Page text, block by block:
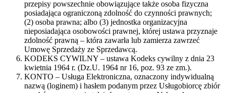
przepisy powszechnie obowiązujące także osoba fizyczna
posiadająca ograniczoną zdolność do czynności prawnych;
(2) osoba prawna; albo (3) jednostka organizacyjna
nieposiadająca osobowości prawnej, której ustawa przyznaje
zdolność prawną – która zawarła lub zamierza zawrzeć
Umowę Sprzedaży ze Sprzedawcą.
KODEKS CYWILNY – ustawa Kodeks cywilny z dnia 23
kwietnia 1964 r. (Dz.U. 1964 nr 16, poz. 93 ze zm.).
KONTO – Usługa Elektroniczna, oznaczony indywidualną
nazwą (loginem) i hasłem podanym przez Usługobiorcę zbiór